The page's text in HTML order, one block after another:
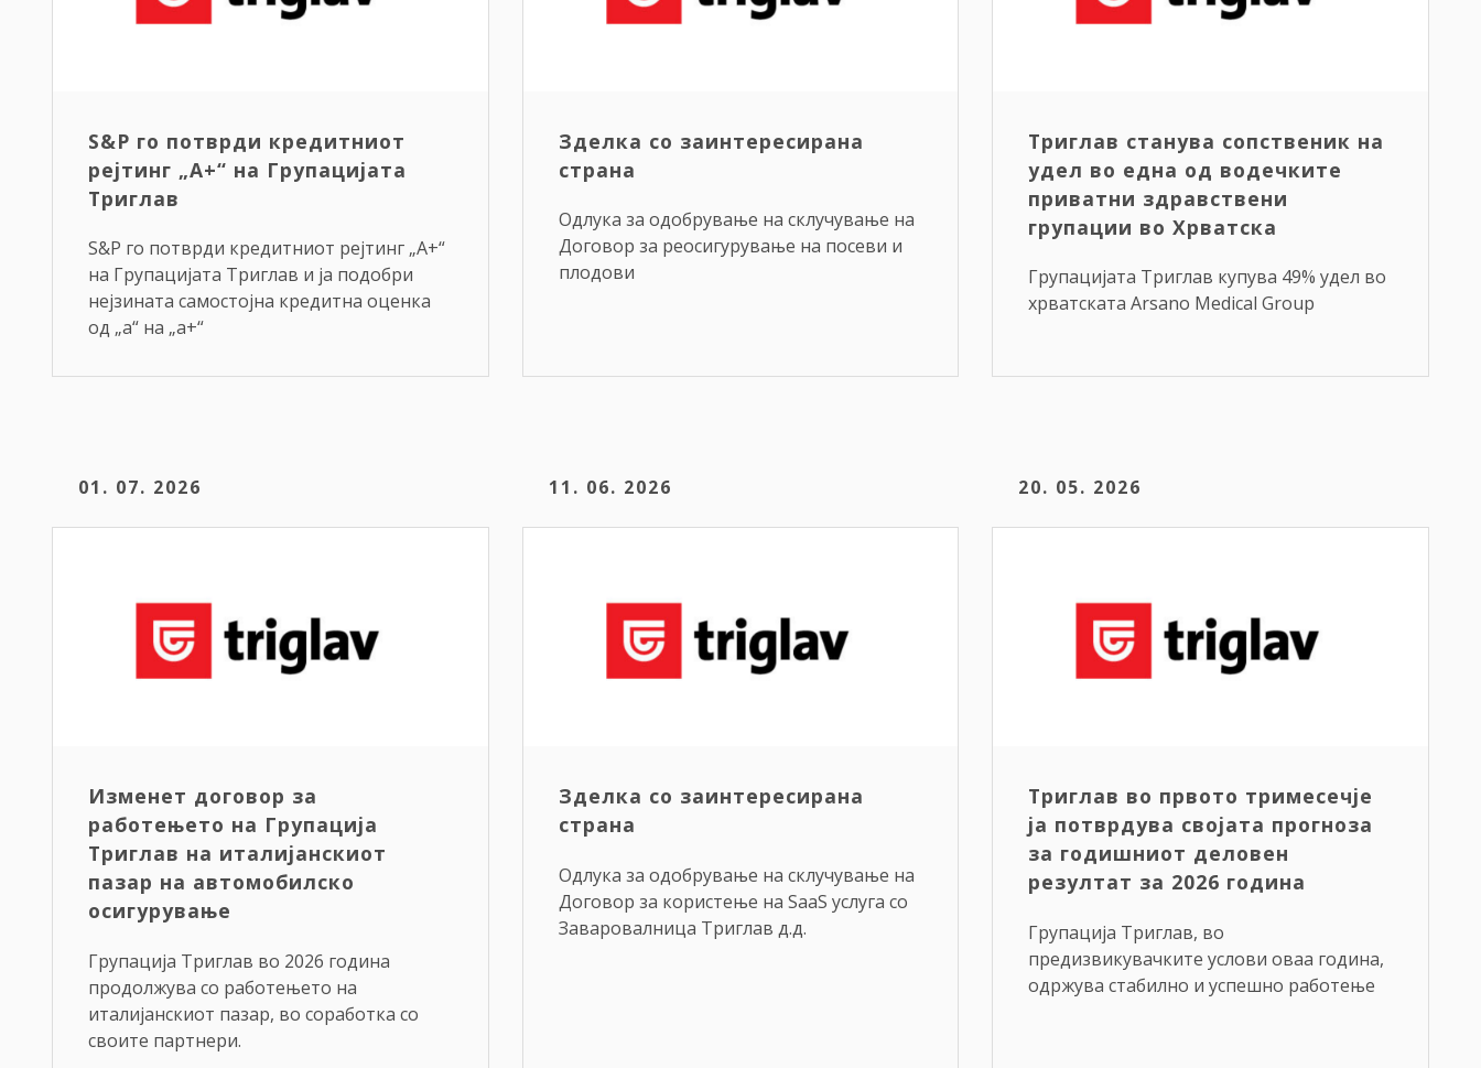
S&P го потврди кредитниот
рејтинг „A+“ на Групацијата
Триглав
S&P го потврди кредитниот рејтинг „A+“
на Групацијата Триглав и ја подобри
нејзината самостојна кредитна оценка
од „a“ на „a+“
Зделка со заинтересирана
страна
Одлука за одобрување на склучување на
Договор за реосигурување на посеви и
плодови
Триглав станува сопственик на
удел во една од водечките
приватни здравствени
групации во Хрватска
Групацијата Триглав купува 49% удел во
хрватската Arsano Medical Group
01. 07. 2026
Изменет договор за
работењето на Групација
Триглав на италијанскиот
пазар на автомобилско
осигурување
Групација Триглав во 2026 година
продолжува со работењето на
италијанскиот пазар, во соработка со
своите партнери.
11. 06. 2026
Зделка со заинтересирана
страна
Одлука за одобрување на склучување на
Договор за користење на SaaS услуга со
Заваровалница Триглав д.д.
20. 05. 2026
Триглав во првото тримесечје
ја потврдува својата прогноза
за годишниот деловен
резултат за 2026 година
Групација Триглав, во
предизвикувачките услови оваа година,
одржува стабилно и успешно работење